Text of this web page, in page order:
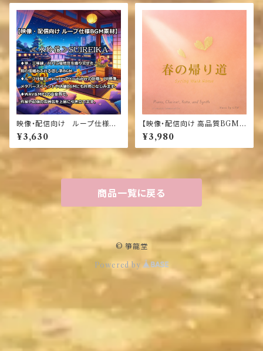
映像・配信向け ループ仕様和
風BGM素材 ≪水玲花≫SUI
REIKA
¥3,630
【映像・配信向け 高品質BGM
素材】≪春の帰り道≫
¥3,980
商品一覧に戻る
© 箏龍堂
Powered by